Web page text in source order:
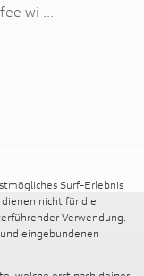
wi ...
Surf-Erlebnis
nicht für die
Verwendung.
eingebundenen